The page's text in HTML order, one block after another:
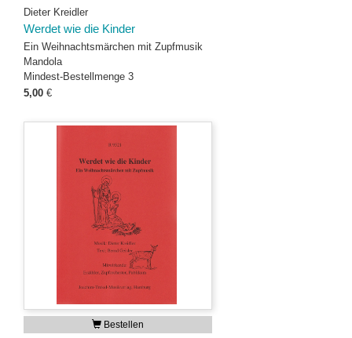
Dieter Kreidler
Werdet wie die Kinder
Ein Weihnachtsmärchen mit Zupfmusik
Mandola
Mindest-Bestellmenge 3
5,00 €
Bestellen